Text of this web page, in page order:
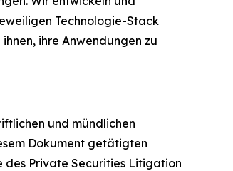
Technologie-Stack
ihre Anwendungen zu
und mündlichen
Dokument getätigten
des Private Securities Litigation